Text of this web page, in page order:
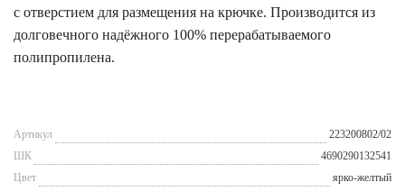
с отверстием для размещения на крючке. Производится из
долговечного надёжного 100% перерабатываемого
полипропилена.
Артикул
223200802/02
ШК
4690290132541
Цвет
ярко-желтый